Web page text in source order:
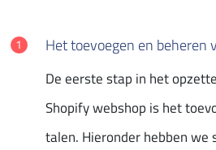
Het toevoegen en beheren
De eerste stap in het
Shopify webshop is het
talen. Hieronder hebben we